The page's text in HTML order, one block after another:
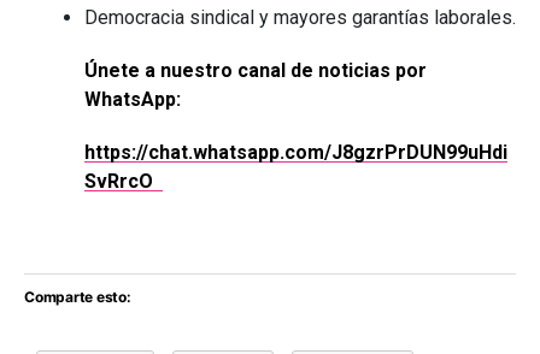
Democracia sindical y mayores garantías laborales.
Únete a nuestro canal de noticias por
WhatsApp:
https://chat.whatsapp.com/J8gzrPrDUN99uHdi
SvRrcO
Comparte esto: